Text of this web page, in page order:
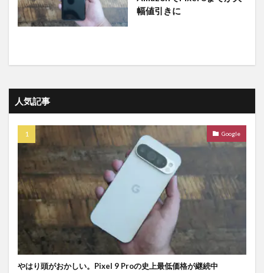
幅値引きに
人気記事
Google
やはり頭がおかしい。Pixel 9 Proの史上最低価格が継続中